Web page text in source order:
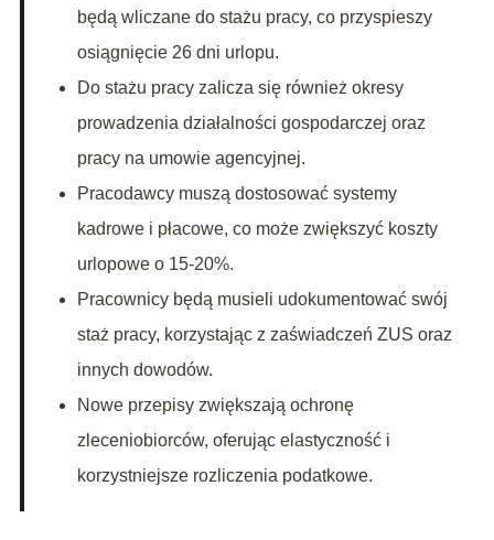
będą wliczane do stażu pracy, co przyspieszy
osiągnięcie 26 dni urlopu.
Do stażu pracy zalicza się również okresy
prowadzenia działalności gospodarczej oraz
pracy na umowie agencyjnej.
Pracodawcy muszą dostosować systemy
kadrowe i płacowe, co może zwiększyć koszty
urlopowe o 15-20%.
Pracownicy będą musieli udokumentować swój
staż pracy, korzystając z zaświadczeń ZUS oraz
innych dowodów.
Nowe przepisy zwiększają ochronę
zleceniobiorców, oferując elastyczność i
korzystniejsze rozliczenia podatkowe.